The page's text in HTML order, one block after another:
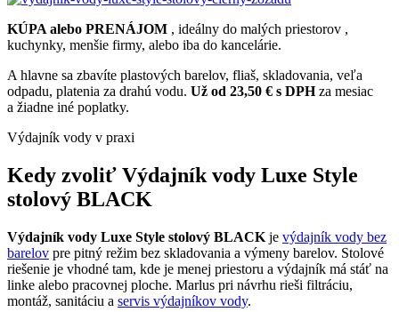
KÚPA alebo PRENÁJOM , ideálny do malých priestorov ,
kuchynky, menšie firmy, alebo iba do kancelárie.
A hlavne sa zbavíte plastových barelov, fliaš, skladovania, veľa
odpadu, platenia za drahú vodu. Už od 23,50 € s DPHza mesiac
a žiadne iné poplatky.
Výdajník vody v praxi
Kedy zvoliť Výdajník vody Luxe Style
stolový BLACK
Výdajník vody Luxe Style stolový BLACK je výdajník vody bez
barelov pre pitný režim bez skladovania a výmeny barelov. Stolové
riešenie je vhodné tam, kde je menej priestoru a výdajník má stáť na
linke alebo pracovnej ploche. Marlus pri návrhu rieši filtráciu,
montáž, sanitáciu a servis výdajníkov vody.